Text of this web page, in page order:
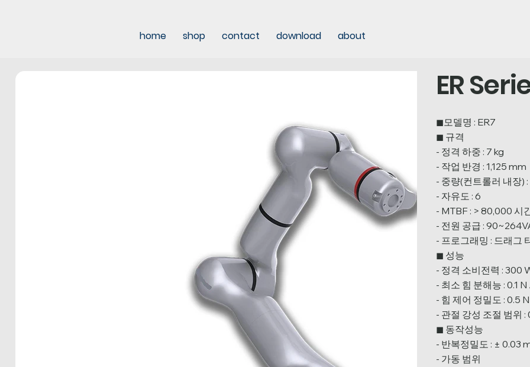
home shop contact download about
ER
◼모델명 : ER7
◼ 규격
- 정격 하중 : 7 kg
- 작업 반경 : 1,125 mm
- 중량(컨트롤러 내장)
- 자유도 : 6
- MTBF : > 80,000 시
- 전원 공급 :
- 프로그래밍 : 드래그
◼ 성능
- 정격 소비전력 : 300
- 최소 힘 분해능 : 0.1
- 힘 제어 정밀도 : 0.5
- 관절 강성 조절 범
◼ 동작성능
- 반복정밀도 : ± 0.03
- 가동 범위